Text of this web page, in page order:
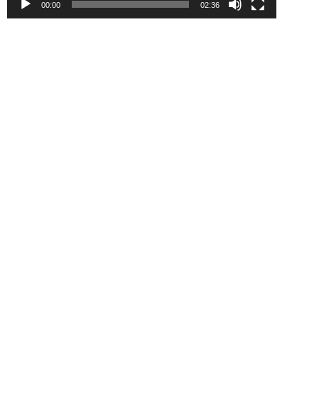
00:00 02:36